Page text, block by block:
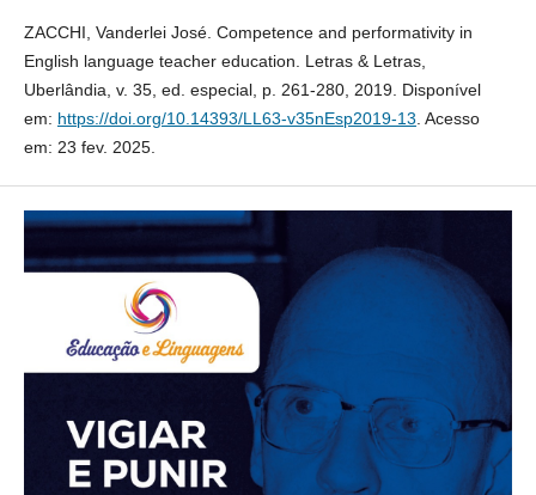
ZACCHI, Vanderlei José. Competence and performativity in
English language teacher education. Letras & Letras,
Uberlândia, v. 35, ed. especial, p. 261-280, 2019. Disponível
em: https://doi.org/10.14393/LL63-v35nEsp2019-13. Acesso
em: 23 fev. 2025.